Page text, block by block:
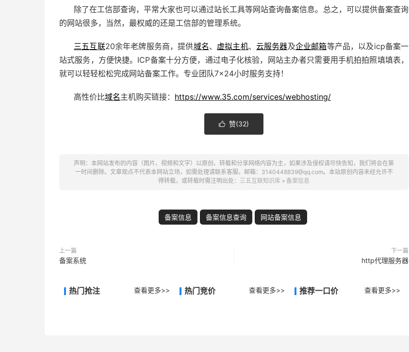
除了在工信部查询，平常大家也可以通过站长工具等网站查询备案信息。总之，可以提供备案查询
的网站很多，当然，最权威的还是工信部的管理系统。
三五互联20余年老牌服务商，提供域名、 虚拟主机、 云服务器及企业邮箱等产品，以及icp备案一
站式服务，方便快捷。ICP备案十分方便，通过电子化核验，网站主办者只需要用手机拍拍照填填表，
就可以轻轻松松完成网站备案工作。专业团队7×24小时服务支持！
高性价比域名主机购买链接： https://www.35.com/services/webhosting/
 赞(32)
声明：本网站发布的内容（图片、视频和文字）以原创、转载和分享网络内容为主，如果涉及侵权请尽快告知，我们将会在第
一时间删除。文章观点不代表本网站立场，如需处理请联系客服。邮箱：3140448839@qq.com。本站原创内容未经允许不
得转载，或转载时需注明出处： 三五互联知识库 » 备案信息
备案信息 备案信息查询 网站备案信息
上一篇
备案系统
下一篇
http代理服务器
热门抢注 查看更多>> 热门竞价 查看更多>> 推荐一口价 查看更多>>